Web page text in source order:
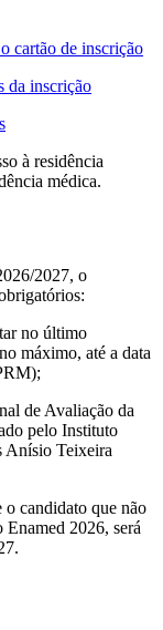
cartão de inscrição
da inscrição
à residência
médica.
2027, o
no último
máximo, até a data
de Avaliação da
pelo Instituto
Anísio Teixeira
candidato que não
2026, será